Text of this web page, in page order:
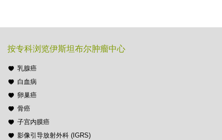
按专科浏览伊斯坦布尔肿瘤中心
乳腺癌
白血病
卵巢癌
骨癌
子宫内膜癌
影像引导放射外科 (IGRS)